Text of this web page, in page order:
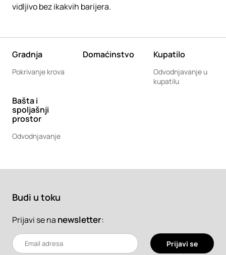
vidljivo bez ikakvih barijera.
Gradnja
Pokrivanje krova
Domaćinstvo Kupatilo
Odvodnjavanje u
kupatilu
Bašta i
spoljašnji
prostor
Odvodnjavanje
Budi u toku
Prijavi se na newsletter:
Prijavi se